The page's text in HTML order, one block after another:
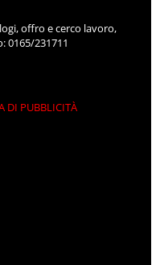
offro e cerco lavoro,
0165/231711
DI PUBBLICITÀ